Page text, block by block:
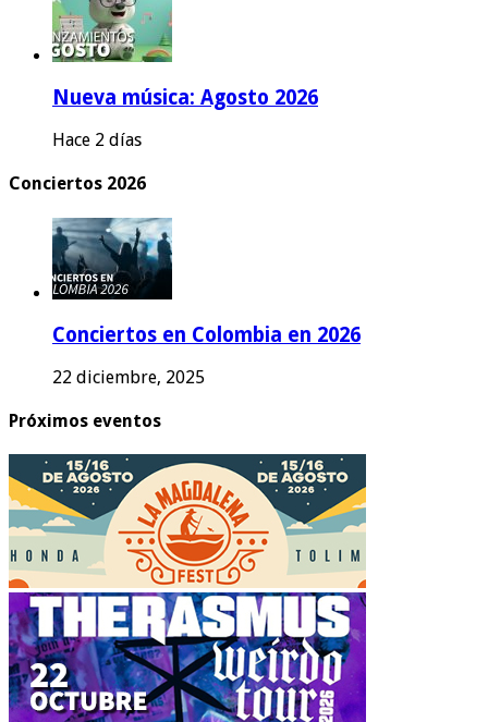
Nueva música: Agosto 2026
Hace 2 días
Conciertos 2026
Conciertos en Colombia en 2026
22 diciembre, 2025
Próximos eventos